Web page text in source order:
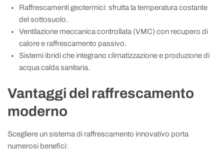
Raffrescamenti geotermici: sfrutta la temperatura costante
del sottosuolo.
Ventilazione meccanica controllata (VMC) con recupero di
calore e raffrescamento passivo.
Sistemi ibridi che integrano climatizzazione e produzione di
acqua calda sanitaria.
Vantaggi del raffrescamento
moderno
Scegliere un sistema di raffrescamento innovativo porta
numerosi benefici: